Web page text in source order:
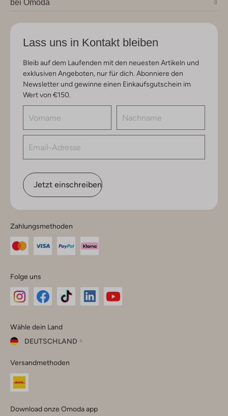
bei Omoda
Lass uns in Kontakt bleiben
Bleib auf dem Laufenden mit den neuesten Artikeln und
exklusiven Angeboten, nur für dich. Abonniere den
Newsletter und gewinne einen Einkaufsgutschein im
Wert von €150.
Jetzt einschreiben
Zahlungsmethoden
Folge uns
Instagram
Facebook
TikTok
Wähle dein Land
DEUTSCHLAND
dein
Land
Versandmethoden
Download onze Omoda app